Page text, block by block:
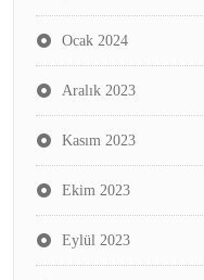
Ocak 2024
Aralık 2023
Kasım 2023
Ekim 2023
Eylül 2023